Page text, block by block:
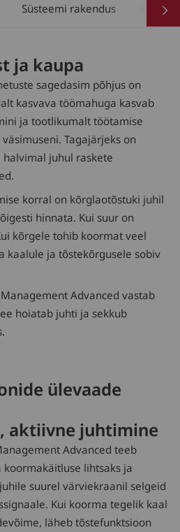
Süsteemi rakendus
ja kaupa
sagedasim põhjus on
kasvava töömahuga kasvab
ja tootlikumalt töötamise
Tagajärjeks on
juhul raskete
korral on kõrglaotõstuki juhil
hinnata. Kui suur on
kõrgele tohib koormat veel
kaalule ja tõstekõrgusele sobiv
Advanced vastab
hoiatab juhti ja sekkub
ülevaade
aktiivne juhtimine
Advanced teeb
lihtsaks ja
suurel värviekraanil selgeid
Kui koorma tegelik kaal
läheb tõstefunktsioon